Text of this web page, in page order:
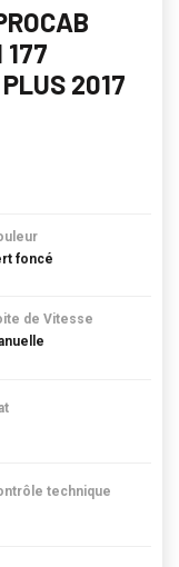
177
2017
foncé
de Vitesse
technique